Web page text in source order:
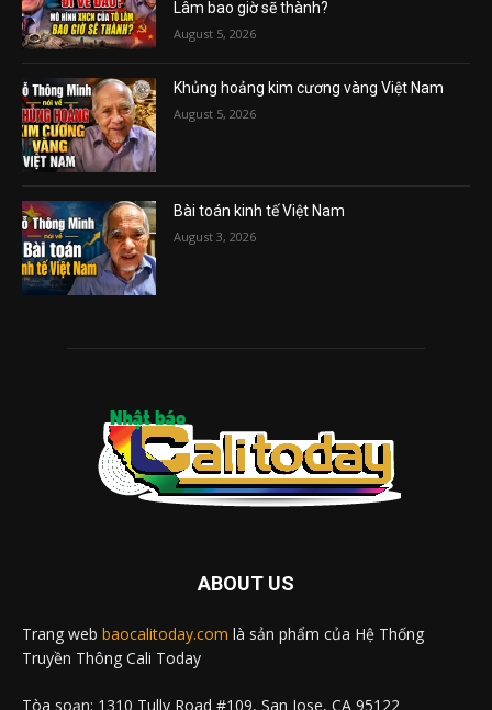
Lâm bao giờ sẽ thành?
August 5, 2026
Khủng hoảng kim cương vàng Việt Nam
August 5, 2026
Bài toán kinh tế Việt Nam
August 3, 2026
ABOUT US
Trang web baocalitoday.com là sản phẩm của Hệ Thống
Truyền Thông Cali Today
Tòa soạn: 1310 Tully Road #109, San Jose, CA 95122